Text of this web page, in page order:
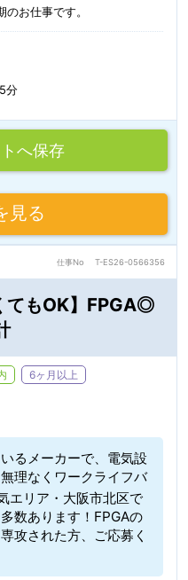
お仕事です。
分
へ保存
見る
仕事No T-ES26-0566356
てもOK】FPGA◎
6ヶ月以上
るメーカーで、電気設
理なくワークライフバ
エリア・大阪市北区で
数あります！FPGAの
攻された方、ご応募く